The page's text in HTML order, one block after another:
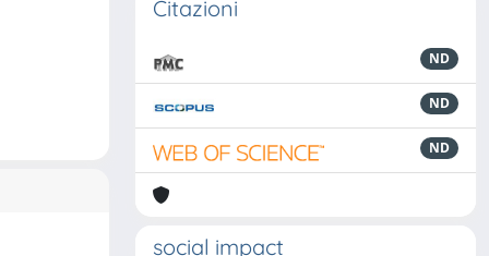
Citazioni
ND
ND
ND
social impact